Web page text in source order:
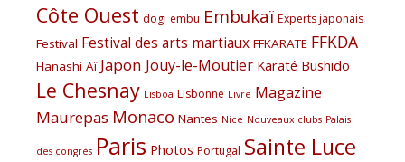
Côte Ouest dogi embu Embukaï Experts japonais
Festival Festival des arts martiaux FFKARATE FFKDA
Hanashi Aï Japon Jouy-le-Moutier Karaté Bushido
Le Chesnay Lisboa Lisbonne Livre Magazine
Maurepas Monaco Nantes Nice Nouveaux clubs Palais
des congrès Paris Photos Portugal Sainte Luce